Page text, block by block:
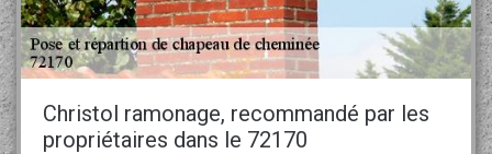
Christol ramonage, recommandé par les
propriétaires dans le 72170